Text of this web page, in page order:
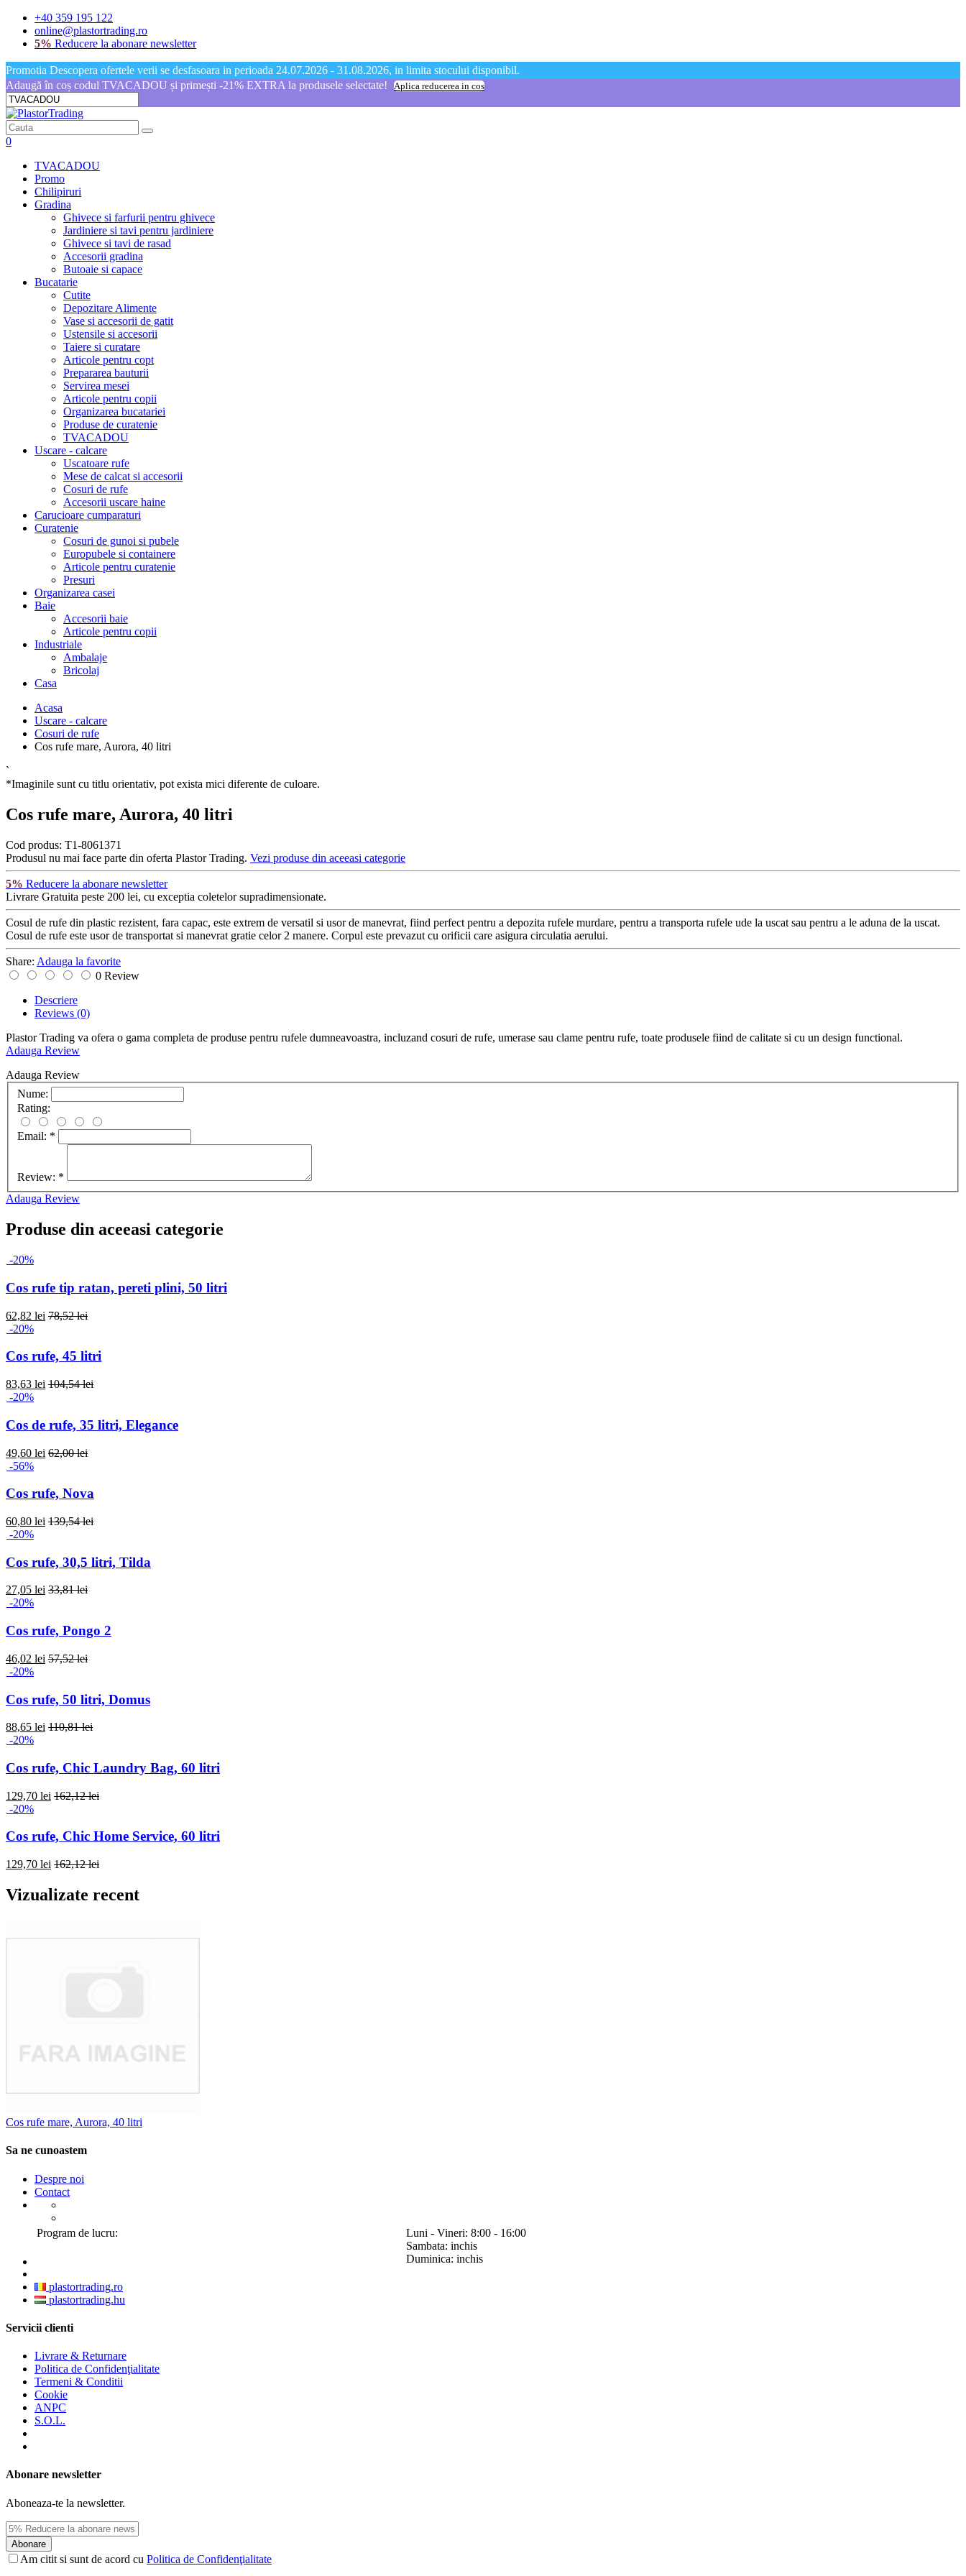
+40 359 195 122
online@plastortrading.ro
5% Reducere la abonare newsletter
Promotia Descopera ofertele verii se desfasoara in perioada 24.07.2026 - 31.08.2026, in limita stocului disponibil.
Adaugă în coș codul TVACADOU și primești -21% EXTRA la produsele selectate!
Aplica reducerea in cos
0
TVACADOU
Promo
Chilipiruri
Gradina
Ghivece si farfurii pentru ghivece
Jardiniere si tavi pentru jardiniere
Ghivece si tavi de rasad
Accesorii gradina
Butoaie si capace
Bucatarie
Cutite
Depozitare Alimente
Vase si accesorii de gatit
Ustensile si accesorii
Taiere si curatare
Articole pentru copt
Prepararea bauturii
Servirea mesei
Articole pentru copii
Organizarea bucatariei
Produse de curatenie
TVACADOU
Uscare - calcare
Uscatoare rufe
Mese de calcat si accesorii
Cosuri de rufe
Accesorii uscare haine
Carucioare cumparaturi
Curatenie
Cosuri de gunoi si pubele
Europubele si containere
Articole pentru curatenie
Presuri
Organizarea casei
Baie
Accesorii baie
Articole pentru copii
Industriale
Ambalaje
Bricolaj
Casa
Acasa
Uscare - calcare
Cosuri de rufe
Cos rufe mare, Aurora, 40 litri
`
*Imaginile sunt cu titlu orientativ, pot exista mici diferente de culoare.
Cos rufe mare, Aurora, 40 litri
Cod produs: T1-8061371
Produsul nu mai face parte din oferta Plastor Trading. Vezi produse din aceeasi categorie
5% Reducere la abonare newsletter
Livrare Gratuita peste 200 lei, cu exceptia coletelor supradimensionate.
Cosul de rufe din plastic rezistent, fara capac, este extrem de versatil si usor de manevrat, fiind perfect pentru a depozita rufele murdare, pentru a transporta rufele ude la uscat sau pentru a le aduna de la uscat.
Cosul de rufe este usor de transportat si manevrat gratie celor 2 manere. Corpul este prevazut cu orificii care asigura circulatia aerului.
Share: Adauga la favorite
0 Review
Descriere
Reviews (0)
Plastor Trading va ofera o gama completa de produse pentru rufele dumneavoastra, incluzand cosuri de rufe, umerase sau clame pentru rufe, toate produsele fiind de calitate si cu un design functional.
Adauga Review
Adauga Review
Nume:
Rating:
Email: *
Review: *
Adauga Review
Produse din aceeasi categorie
-20%
Cos rufe tip ratan, pereti plini, 50 litri
62,82 lei 78,52 lei
-20%
Cos rufe, 45 litri
83,63 lei 104,54 lei
-20%
Cos de rufe, 35 litri, Elegance
49,60 lei 62,00 lei
-56%
Cos rufe, Nova
60,80 lei 139,54 lei
-20%
Cos rufe, 30,5 litri, Tilda
27,05 lei 33,81 lei
-20%
Cos rufe, Pongo 2
46,02 lei 57,52 lei
-20%
Cos rufe, 50 litri, Domus
88,65 lei 110,81 lei
-20%
Cos rufe, Chic Laundry Bag, 60 litri
129,70 lei 162,12 lei
-20%
Cos rufe, Chic Home Service, 60 litri
129,70 lei 162,12 lei
Vizualizate recent
Cos rufe mare, Aurora, 40 litri
Sa ne cunoastem
Despre noi
Contact
Program de lucru:
Luni - Vineri: 8:00 - 16:00
Sambata: inchis
Duminica: inchis
plastortrading.ro
plastortrading.hu
Servicii clienti
Livrare & Returnare
Politica de Confidenţialitate
Termeni & Conditii
Cookie
ANPC
S.O.L.
Abonare newsletter
Aboneaza-te la newsletter.
Abonare
Am citit si sunt de acord cu Politica de Confidenţialitate